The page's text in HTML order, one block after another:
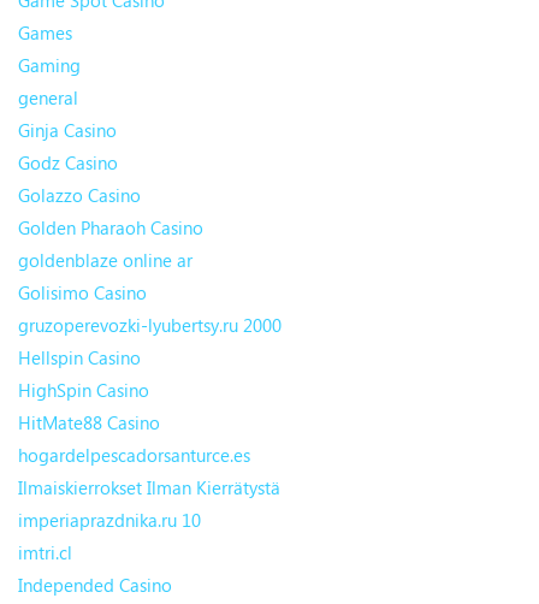
Games
Gaming
general
Ginja Casino
Godz Casino
Golazzo Casino
Golden Pharaoh Casino
goldenblaze online ar
Golisimo Casino
gruzoperevozki-lyubertsy.ru 2000
Hellspin Casino
HighSpin Casino
HitMate88 Casino
hogardelpescadorsanturce.es
Ilmaiskierrokset Ilman Kierrätystä
imperiaprazdnika.ru 10
imtri.cl
Independed Casino